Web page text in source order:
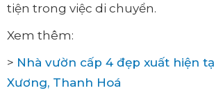
tiện trong việc di chuyển.
Xem thêm:
> Nhà vườn cấp 4 đẹp xuất hiện
Xương, Thanh Hoá